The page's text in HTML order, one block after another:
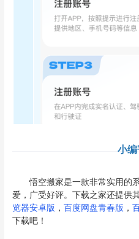
小
悟空搬家是一款非常实用的系
爱，广受好评。下载之家还提供
览器安卓版 ， 百度网盘青春版 ，
下载吧！